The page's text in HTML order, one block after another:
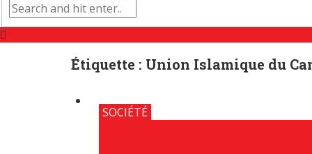
Étiquette : Union Islamique du
SOCIÉTÉ